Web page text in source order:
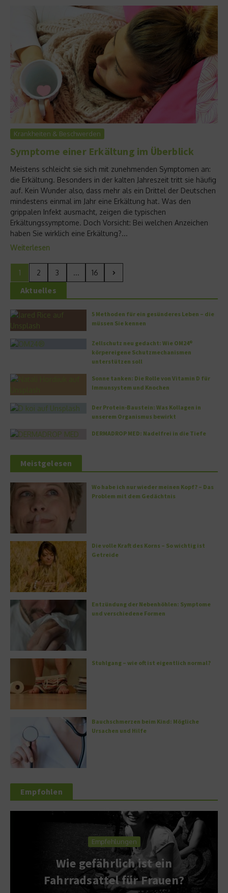
Krankheiten & Beschwerden
Symptome einer Erkältung im Überblick
Meistens schleicht sie sich mit zunehmenden Symptomen an:
die Erkältung. Besonders in der kalten Jahreszeit tritt sie häufig
auf. Kein Wunder also, dass mehr als ein Drittel der Deutschen
mindestens einmal im Jahr eine Erkältung hat. Was den
grippalen Infekt ausmacht, zeigen die typischen
Erkältungssymptome. Doch Vorsicht: Bei welchen Anzeichen
haben Sie wirklich eine Erkältung?...
Weiterlesen
1 2 3 ... 16
Aktuelles
5 Methoden für ein gesünderes Leben – die
müssen Sie kennen
Zellschutz neu gedacht: Wie OM24®
körpereigene Schutzmechanismen
unterstützen soll
Sonne tanken: Die Rolle von Vitamin D für
Immunsystem und Knochen
Der Protein-Baustein: Was Kollagen in
unserem Organismus bewirkt
DERMADROP MED: Nadelfrei in die Tiefe
Meistgelesen
Wo habe ich nur wieder meinen Kopf? – Das
Problem mit dem Gedächtnis
Die volle Kraft des Korns – So wichtig ist
Getreide
Entzündung der Nebenhöhlen: Symptome
und verschiedene Formen
Stuhlgang – wie oft ist eigentlich normal?
Bauchschmerzen beim Kind: Mögliche
Ursachen und Hilfe
Empfohlen
Empfehlungen
Wie gefährlich ist ein
Fahrradsattel für Frauen?